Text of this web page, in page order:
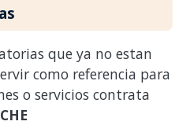
que ya no estan
como referencia para
o servicios contrata